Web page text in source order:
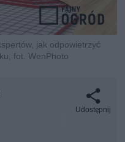
jak odpowietrzyć
fot. WenPhoto
Udostępnij